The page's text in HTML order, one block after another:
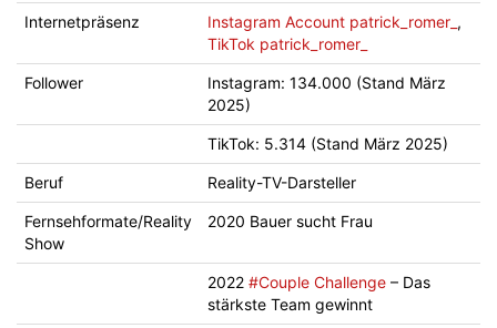
Internetpräsenz Instagram Account patrick_romer_ ,
TikTok patrick_romer_
Follower
Instagram: 134.000 (Stand März
2025)
TikTok: 5.314 (Stand März 2025)
Beruf Reality-TV-Darsteller
Fernsehformate/Reality
Show
2020 Bauer sucht Frau
2022 #Couple Challenge – Das
stärkste Team gewinnt